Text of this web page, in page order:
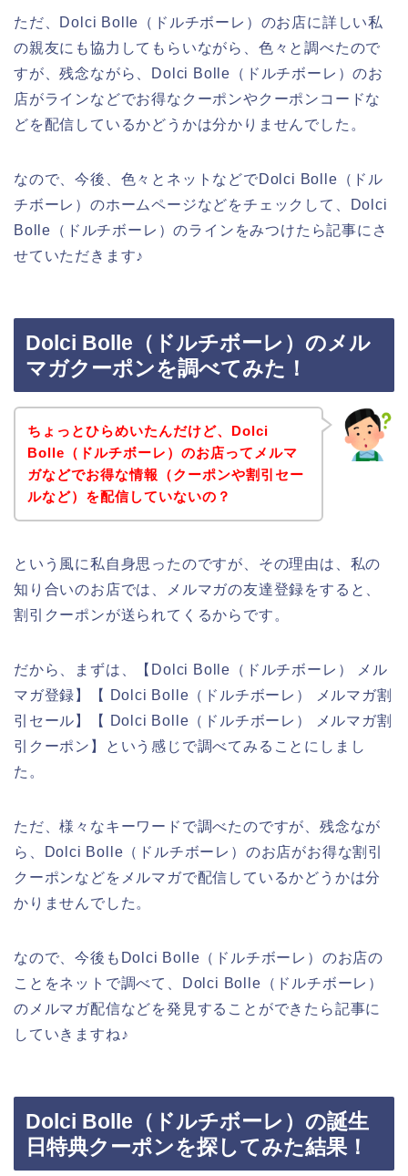
ただ、Dolci Bolle（ドルチボーレ）のお店に詳しい私
の親友にも協力してもらいながら、色々と調べたので
すが、残念ながら、Dolci Bolle（ドルチボーレ）のお
店がラインなどでお得なクーポンやクーポンコードな
どを配信しているかどうかは分かりませんでした。
なので、今後、色々とネットなどでDolci Bolle（ドル
チボーレ）のホームページなどをチェックして、Dolci
Bolle（ドルチボーレ）のラインをみつけたら記事にさ
せていただきます♪
Dolci Bolle（ドルチボーレ）のメル
マガクーポンを調べてみた！
ちょっとひらめいたんだけど、Dolci
Bolle（ドルチボーレ）のお店ってメルマ
ガなどでお得な情報（クーポンや割引セー
ルなど）を配信していないの？
という風に私自身思ったのですが、その理由は、私の
知り合いのお店では、メルマガの友達登録をすると、
割引クーポンが送られてくるからです。
だから、まずは、【Dolci Bolle（ドルチボーレ） メル
マガ登録】【 Dolci Bolle（ドルチボーレ） メルマガ割
引セール】【 Dolci Bolle（ドルチボーレ） メルマガ割
引クーポン】という感じで調べてみることにしまし
た。
ただ、様々なキーワードで調べたのですが、残念なが
ら、Dolci Bolle（ドルチボーレ）のお店がお得な割引
クーポンなどをメルマガで配信しているかどうかは分
かりませんでした。
なので、今後もDolci Bolle（ドルチボーレ）のお店の
ことをネットで調べて、Dolci Bolle（ドルチボーレ）
のメルマガ配信などを発見することができたら記事に
していきますね♪
Dolci Bolle（ドルチボーレ）の誕生
日特典クーポンを探してみた結果！